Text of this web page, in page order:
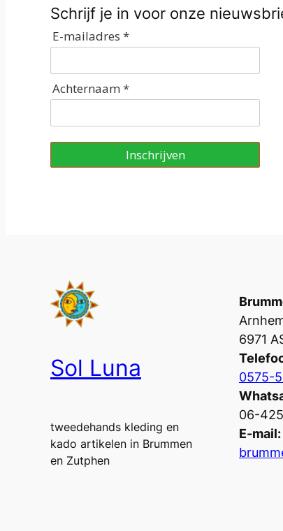
Schrijf je in voor onze
E-mailadres *
Achternaam *
Inschrijven
Sol Luna
tweedehands kleding en
kado artikelen in Brummen
en Zutphen
6971
0575-
06-
E-mail: